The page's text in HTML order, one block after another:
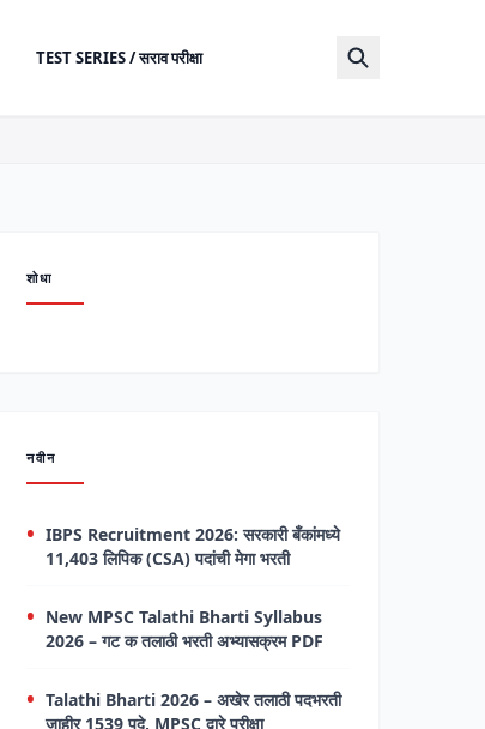
TEST SERIES / सराव परीक्षा
शोधा
नवीन
IBPS Recruitment 2026: सरकारी बँकांमध्ये
11,403 लिपिक (CSA) पदांची मेगा भरती
New MPSC Talathi Bharti Syllabus
2026 – गट क तलाठी भरती अभ्यासक्रम PDF
Talathi Bharti 2026 – अखेर तलाठी पदभरती
जाहीर 1539 पदे, MPSC द्वारे परीक्षा